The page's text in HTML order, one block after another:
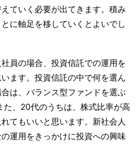
ていく必要が出てきます。積み
に軸足を移していくとよいでし
員の場合、投資信託での運用を
ます。投資信託の中で何を選ん
は、バランス型ファンドを選ぶ
た、20代のうちは、株式比率が高
てもいいと思います。新社会人
運用をきっかけに投資への興味